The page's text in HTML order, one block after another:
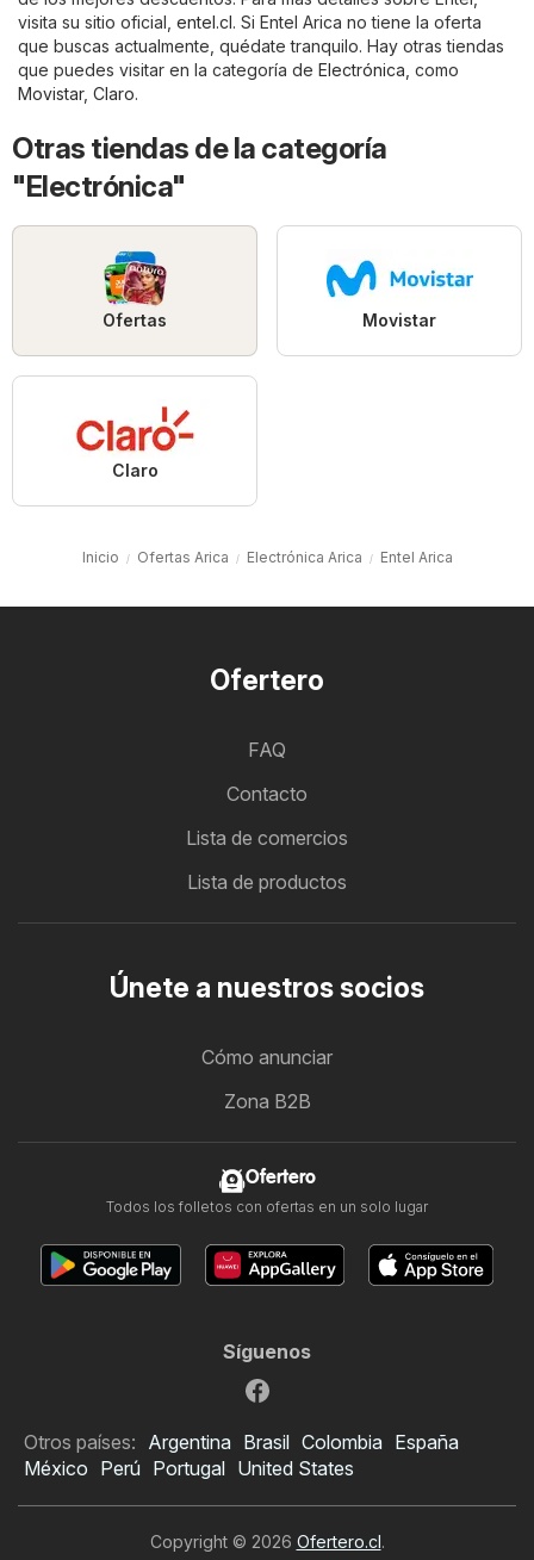
visita su sitio oficial, entel.cl. Si Entel Arica no tiene la oferta
que buscas actualmente, quédate tranquilo. Hay otras tiendas
que puedes visitar en la categoría de Electrónica , como
Movistar, Claro.
Otras tiendas de la categoría
"Electrónica"
Ofertas Movistar
Claro
Inicio Ofertas Arica Electrónica Arica Entel Arica
Ofertero
FAQ
Contacto
Lista de comercios
Lista de productos
Únete a nuestros socios
Cómo anunciar
Zona B2B
Ofertero
Todos los folletos con ofertas en un solo lugar
Síguenos
Otros países: Argentina Brasil Colombia España
México Perú Portugal United States
Copyright © 2026 Ofertero.cl.